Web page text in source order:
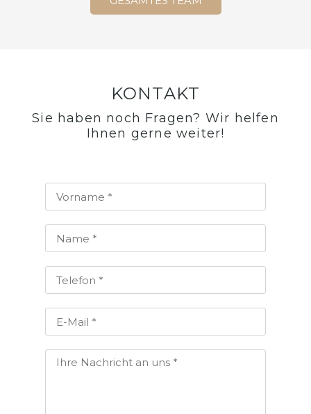
KONTAKT
Sie haben noch Fragen? Wir helfen
Ihnen gerne weiter!​